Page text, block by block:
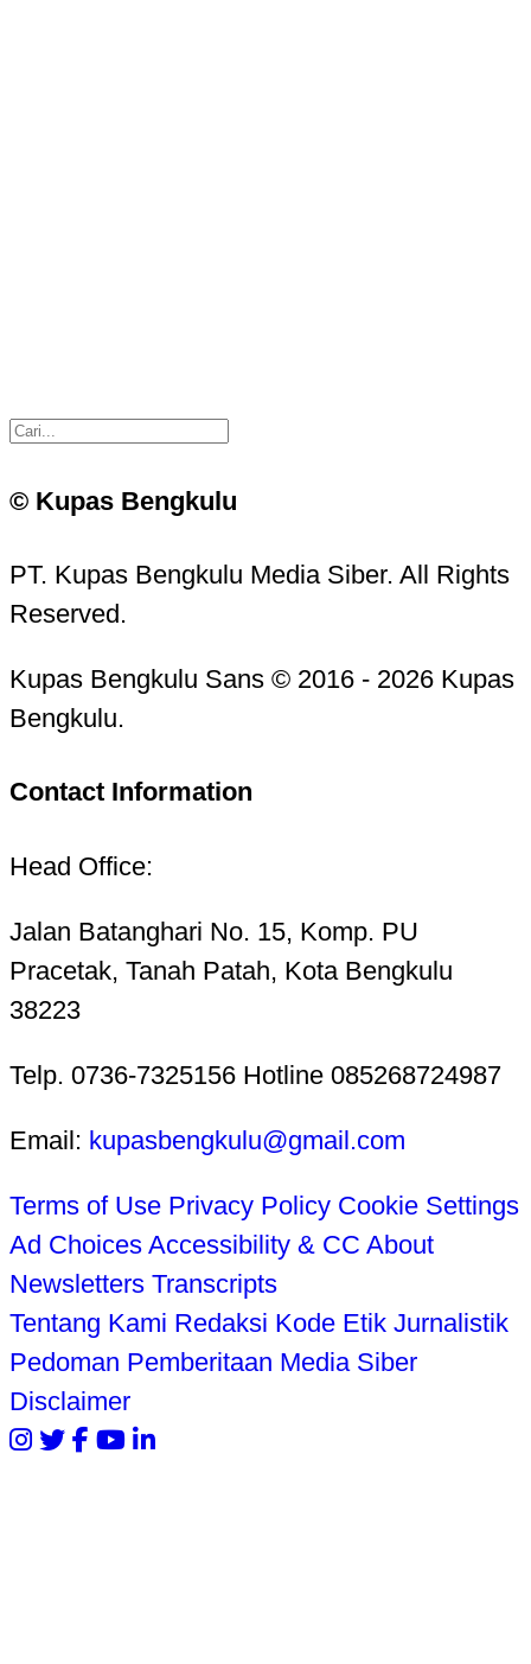
© Kupas Bengkulu
PT. Kupas Bengkulu Media Siber. All Rights
Reserved.
Kupas Bengkulu Sans © 2016 - 2026 Kupas
Bengkulu.
Contact Information
Head Office:
Jalan Batanghari No. 15, Komp. PU
Pracetak, Tanah Patah, Kota Bengkulu
38223
Telp. 0736-7325156 Hotline 085268724987
Email: kupasbengkulu@gmail.com
Terms of Use Privacy Policy Cookie Settings
Ad Choices Accessibility & CC About
Newsletters Transcripts
Tentang Kami Redaksi Kode Etik Jurnalistik
Pedoman Pemberitaan Media Siber
Disclaimer